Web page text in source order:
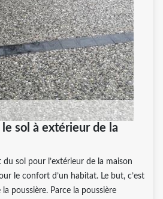
sol à extérieur de la
du sol pour l’extérieur de la maison
le confort d’un habitat. Le but, c’est
la poussière. Parce la poussière